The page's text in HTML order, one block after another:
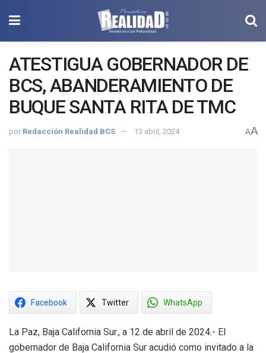
ATESTIGUA GOBERNADOR DE
BCS, ABANDERAMIENTO DE
BUQUE SANTA RITA DE TMC
por Redacción Realidad BCS 13 abril, 2024 AA
Facebook Twitter WhatsApp
La Paz, Baja California Sur., a 12 de abril de 2024.- El
gobernador de Baja California Sur acudió como invitado a la